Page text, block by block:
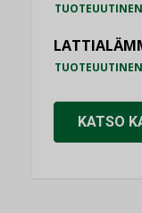
TUOTEUUTINEN
TUOTEUUTINEN
KATSO